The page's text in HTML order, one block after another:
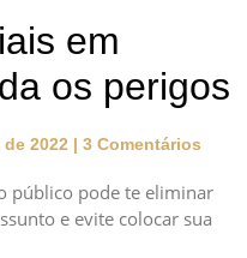
em
os perigos
2022 3 Comentários
público pode te eliminar
e evite colocar sua